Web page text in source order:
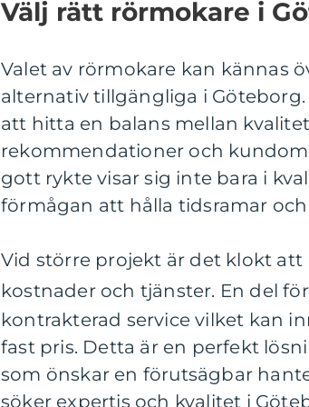
Välj rätt rörmokare i
Valet av rörmokare kan kännas
alternativ tillgängliga i
att hitta en balans mellan
rekommendationer och
gott rykte visar sig inte bara i
förmågan att hålla tidsramar
Vid större projekt är det klokt
kostnader och tjänster. En del
kontrakterad service vilket kan
fast pris. Detta är en perfekt
som önskar en förutsägbar
söker expertis och kvalitet i